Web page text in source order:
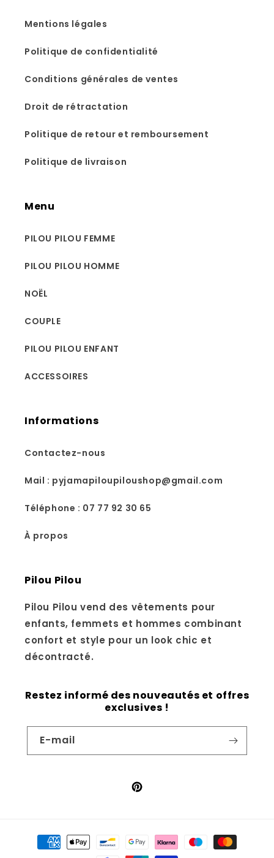
Mentions légales
Politique de confidentialité
Conditions générales de ventes
Droit de rétractation
Politique de retour et remboursement
Politique de livraison
Menu
PILOU PILOU FEMME
PILOU PILOU HOMME
NOËL
COUPLE
PILOU PILOU ENFANT
ACCESSOIRES
Informations
Contactez-nous
Mail : pyjamapiloupiloushop@gmail.com
Téléphone : 07 77 92 30 65
À propos
Pilou Pilou
Pilou Pilou vend des vêtements pour
enfants, femmets et hommes combinant
confort et style pour un look chic et
décontracté.
Restez informé des nouveautés et offres
exclusives !
E-mail
Pinterest
Moyens